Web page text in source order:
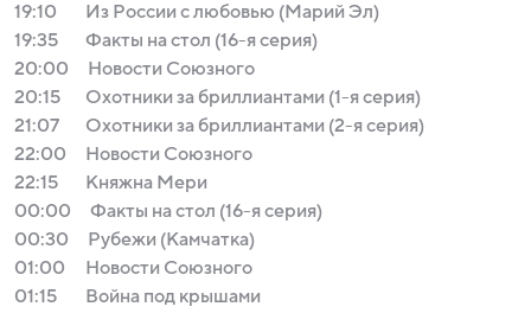
19:10
Из России с любовью (Марий Эл)
19:35
Факты на стол (16-я серия)
20:00
Новости Союзного
20:15
Охотники за бриллиантами (1-я серия)
21:07
Охотники за бриллиантами (2-я серия)
22:00
Новости Союзного
22:15
Княжна Мери
00:00
Факты на стол (16-я серия)
00:30
Рубежи (Камчатка)
01:00
Новости Союзного
01:15
Война под крышами